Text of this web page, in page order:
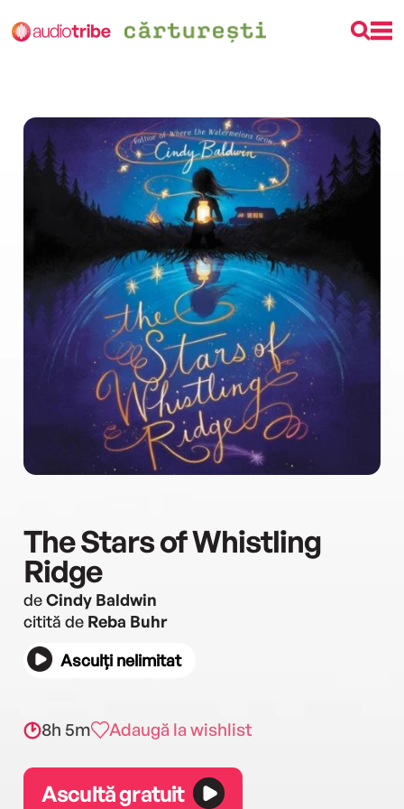
The Stars of Whistling
Ridge
deCindy Baldwin
citită de Reba Buhr
Asculți nelimitat
8h 5m Adaugă la wishlist
Ascultă gratuit